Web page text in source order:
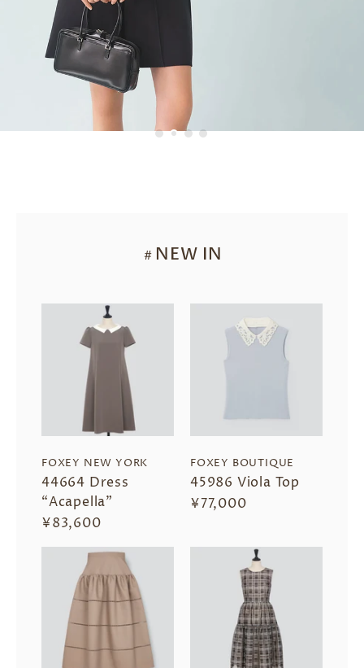
＃ NEW IN
FOXEY NEW YORK
44664 Dress
“Acapella”
¥83,600
FOXEY BOUTIQUE
45986 Viola Top
¥77,000